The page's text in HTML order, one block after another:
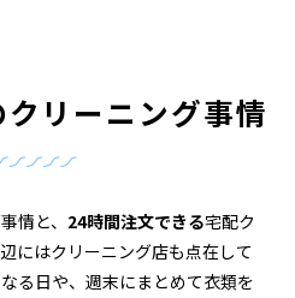
リーニング事情
情と、 24時間注文できる宅配ク
にはクリーニング店も点在して
る日や、週末にまとめて衣類を